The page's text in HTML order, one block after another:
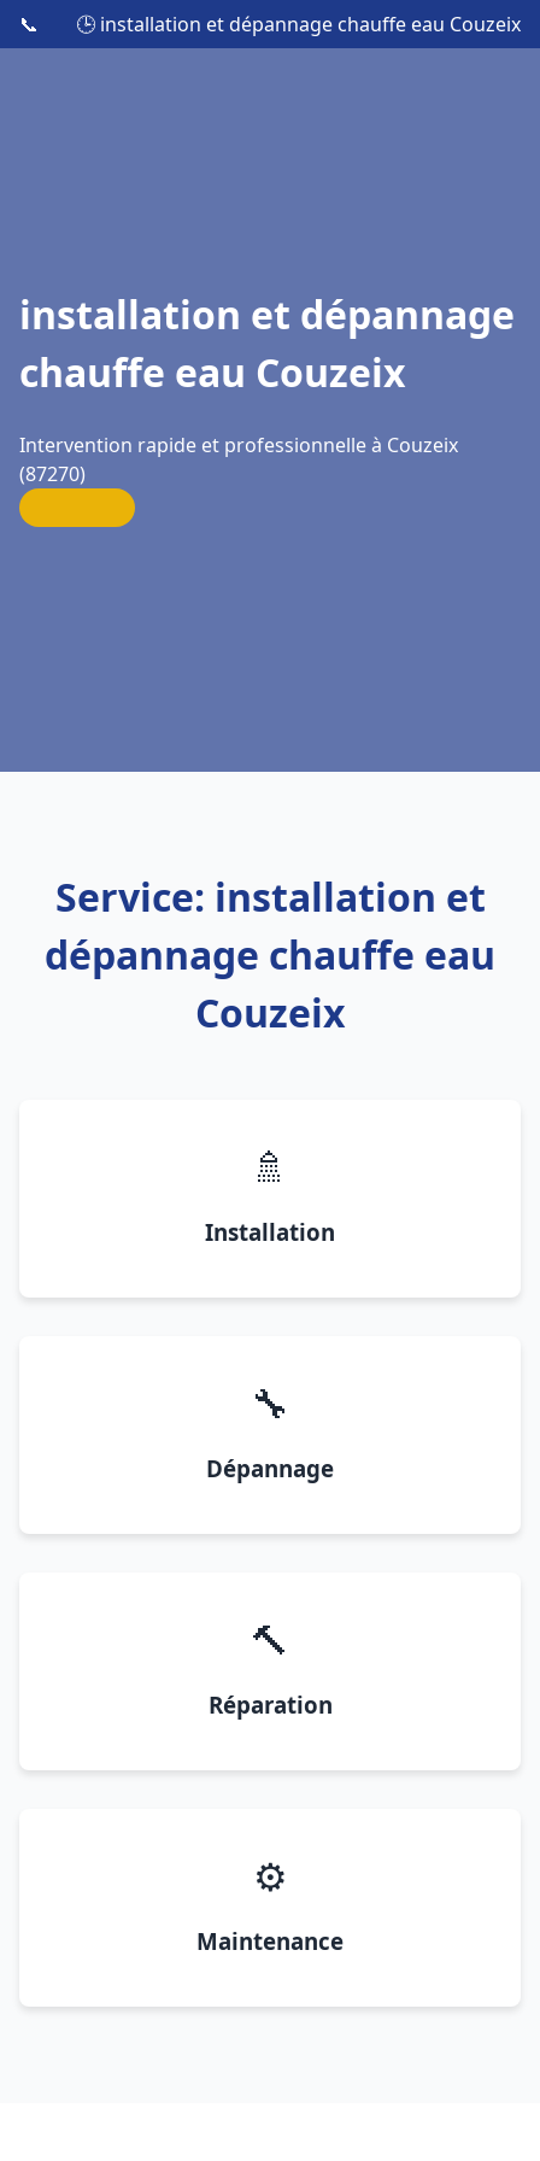
📞 🕒 installation et dépannage chauffe eau Couzeix
installation et dépannage
chauffe eau Couzeix
Intervention rapide et professionnelle à Couzeix
(87270)
Service: installation et
dépannage chauffe eau
Couzeix
🚿
Installation
🔧
Dépannage
🔨
Réparation
⚙️
Maintenance